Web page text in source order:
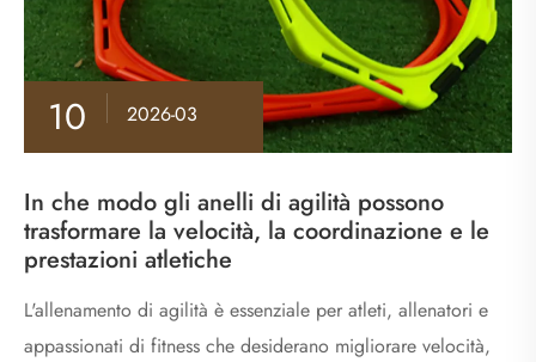
10 2026-03
In che modo gli anelli di agilità possono
trasformare la velocità, la coordinazione e le
prestazioni atletiche
L'allenamento di agilità è essenziale per atleti, allenatori e
appassionati di fitness che desiderano migliorare velocità,